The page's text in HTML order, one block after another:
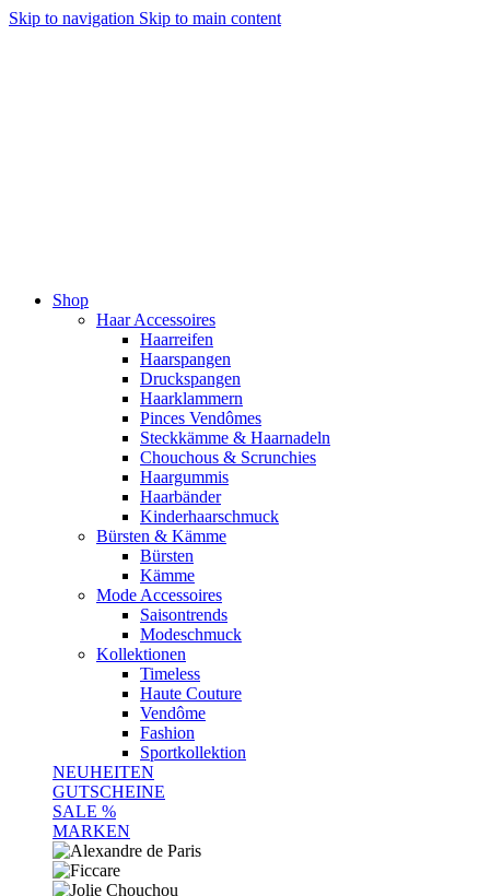
Skip to navigation Skip to main content
Shop
Haar Accessoires
Haarreifen
Haarspangen
Druckspangen
Haarklammern
Pinces Vendômes
Steckkämme & Haarnadeln
Chouchous & Scrunchies
Haargummis
Haarbänder
Kinderhaarschmuck
Bürsten & Kämme
Bürsten
Kämme
Mode Accessoires
Saisontrends
Modeschmuck
Kollektionen
Timeless
Haute Couture
Vendôme
Fashion
Sportkollektion
NEUHEITEN
GUTSCHEINE
SALE %
MARKEN